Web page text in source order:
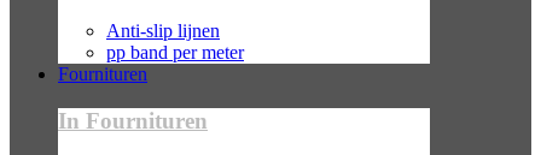
Anti-slip lijnen
pp band per meter
Fournituren
In Fournituren